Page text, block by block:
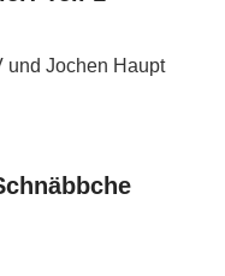
und Jochen Haupt